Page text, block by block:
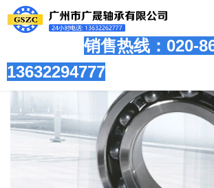
销售热线：020-
13632294777